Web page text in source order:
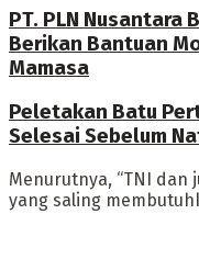
PT. PLN Nusantara
Berikan Bantuan
Mamasa
Peletakan Batu
Selesai Sebelum
Menurutnya, “TNI
yang saling